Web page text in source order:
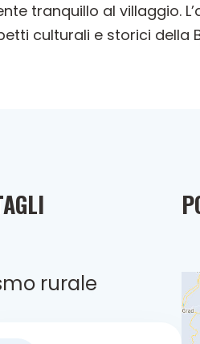
tranquillo al villaggio.
culturali e storici della
rurale